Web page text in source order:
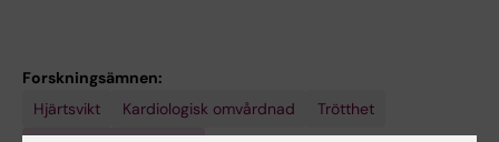
Forskningsämnen:
Hjärtsvikt
Kardiologisk omvårdnad Trötthet